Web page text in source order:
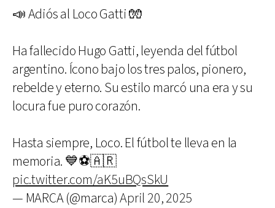
📣 Adiós al Loco Gatti 🧤
Ha fallecido Hugo Gatti, leyenda del fútbol
argentino. Ícono bajo los tres palos, pionero,
rebelde y eterno. Su estilo marcó una era y su
locura fue puro corazón.
Hasta siempre, Loco. El fútbol te lleva en la
memoria. 💙⚽🇦🇷
pic.twitter.com/aK5uBQsSkU
— MARCA (@marca)April 20, 2025